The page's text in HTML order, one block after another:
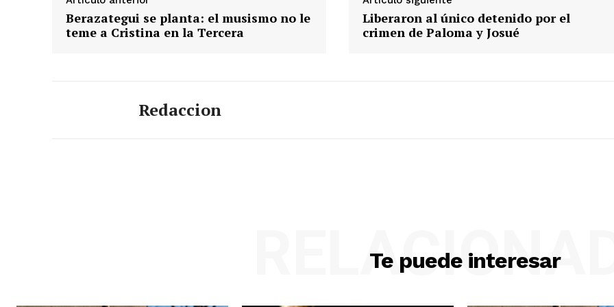
Berazategui se planta: el musismo no le
teme a Cristina en la Tercera
Liberaron al único detenido por el
crimen de Paloma y Josué
Redaccion
Te puede interesar